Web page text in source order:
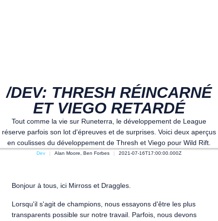
/DEV: THRESH RÉINCARNÉ
ET VIEGO RETARDÉ
Tout comme la vie sur Runeterra, le développement de League
réserve parfois son lot d'épreuves et de surprises. Voici deux aperçus
en coulisses du développement de Thresh et Viego pour Wild Rift.
Dev Alan Moore, Ben Forbes 2021-07-16T17:00:00.000Z
Bonjour à tous, ici Mirross et Draggles.
Lorsqu'il s'agit de champions, nous essayons d'être les plus
transparents possible sur notre travail. Parfois, nous devons